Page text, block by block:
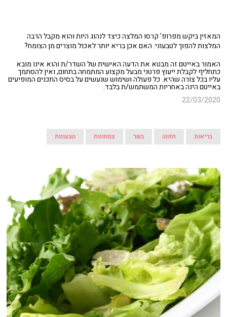
המאזין ביקש מפרופ' קרסו המלצה כיצד לנהוג היות והוא מקבל הרבה
המלצות להפוך לטבעוני. האם אכן בריא יותר לאכול מוצרים מן הצומח?
האמור באייטם זה מבטא את הדעה האישית של השדר/ת והוא אינו מובא
כתחליף לקבלת ייעוץ פרטני מבעל מקצוע המתמחה בתחום, ואין להסתמך
עליו בכל צורה שהיא. כל פעולה ושימוש שנעשים על בסיס התכנים המופיעים
באייטם הינה באחריות המשתמש/ת בלבד.
22/03/2020
בריאות תזונה בשר צמחונות טבעונות